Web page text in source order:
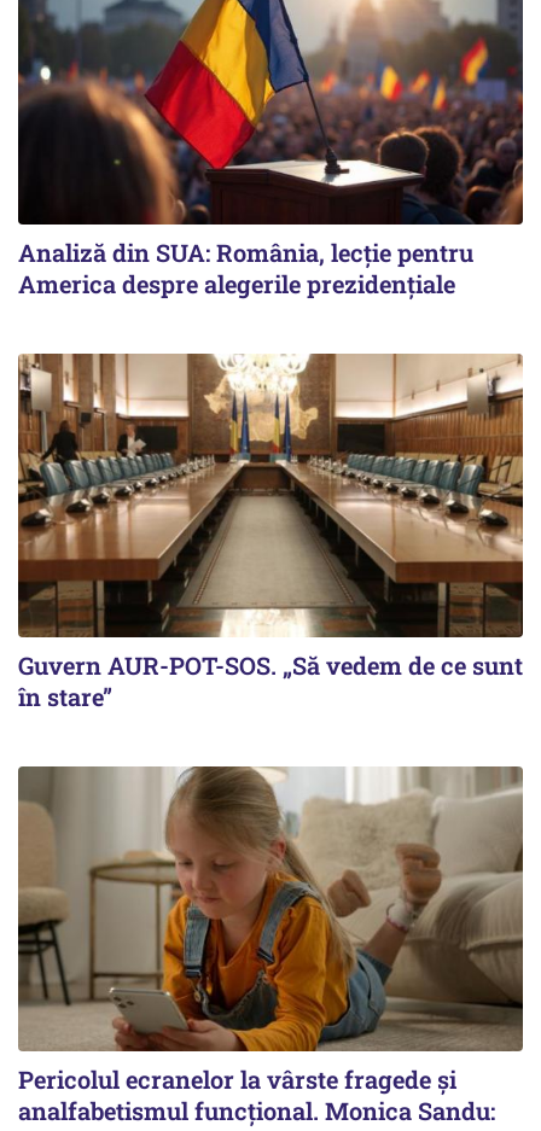
Analiză din SUA: România, lecție pentru
America despre alegerile prezidențiale
Guvern AUR-POT-SOS. „Să vedem de ce sunt
în stare”
Pericolul ecranelor la vârste fragede și
analfabetismul funcțional. Monica Sandu: